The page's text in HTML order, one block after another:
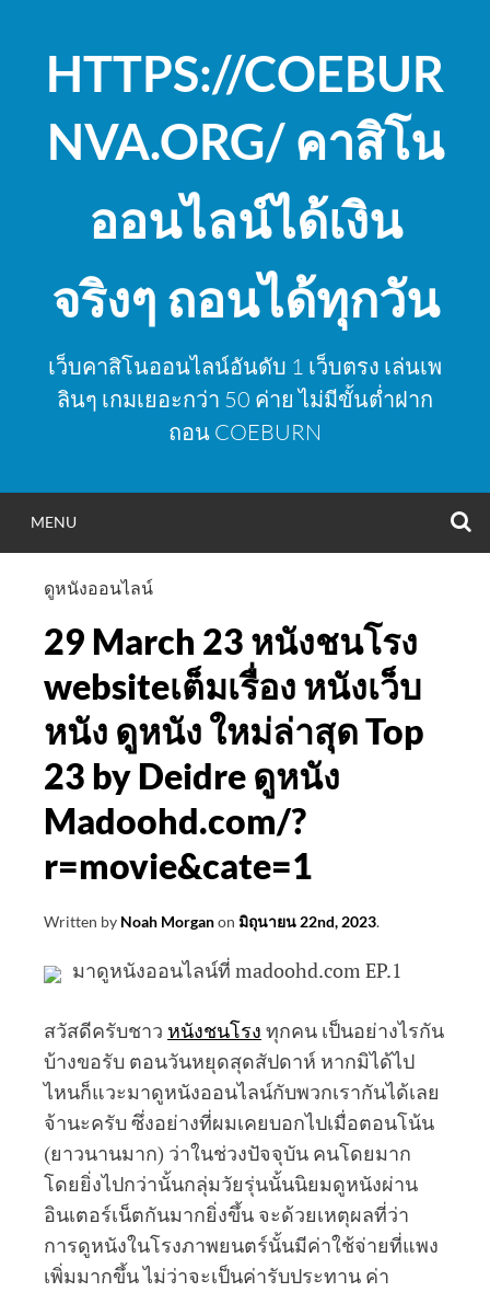
contentHTTPS://COEBUR
NVA.ORG/ คาสิโน
ออนไลน์ได้เงิน
จริงๆ ถอนได้ทุกวัน
เว็บคาสิโนออนไลน์อันดับ 1 เว็บตรง เล่นเพ
ลินๆ เกมเยอะกว่า 50 ค่าย ไม่มีขั้นต่ำฝาก
ถอน COEBURN
MENU
ดูหนังออนไลน์
29 March 23 หนังชนโรง
websiteเต็มเรื่อง หนังเว็บ
หนัง ดูหนัง ใหม่ล่าสุด Top
23 by Deidre ดูหนัง
Madoohd.com/?
r=movie&cate=1
Written by Noah Morganon มิถุนายน 22nd, 2023.
มาดูหนังออนไลน์ที่ madoohd.com EP.1
สวัสดีครับชาว หนังชนโรง ทุกคน เป็นอย่างไรกัน
บ้างขอรับ ตอนวันหยุดสุดสัปดาห์ หากมิได้ไป
ไหนก็แวะมาดูหนังออนไลน์กับพวกเรากันได้เลย
จ้านะครับ ซึ่งอย่างที่ผมเคยบอกไปเมื่อตอนโน้น
(ยาวนานมาก) ว่าในช่วงปัจจุบัน คนโดยมาก
โดยยิ่งไปกว่านั้นกลุ่มวัยรุ่นนั้นนิยมดูหนังผ่าน
อินเตอร์เน็ตกันมากยิ่งขึ้น จะด้วยเหตุผลที่ว่า
การดูหนังในโรงภาพยนตร์นั้นมีค่าใช้จ่ายที่แพง
เพิ่มมากขึ้น ไม่ว่าจะเป็นค่ารับประทาน ค่า